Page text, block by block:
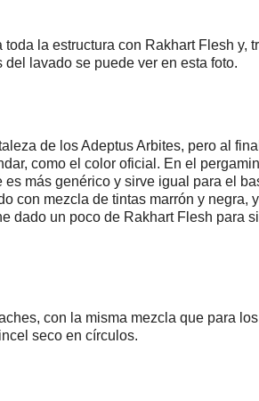
la estructura con Rakhart Flesh y,
lavado se puede ver en esta foto.
de los Adeptus Arbites, pero al
como el color oficial. En el
más genérico y sirve igual para el
con mezcla de tintas marrón y negra,
dado un poco de Rakhart Flesh para
con la misma mezcla que para
seco en círculos.